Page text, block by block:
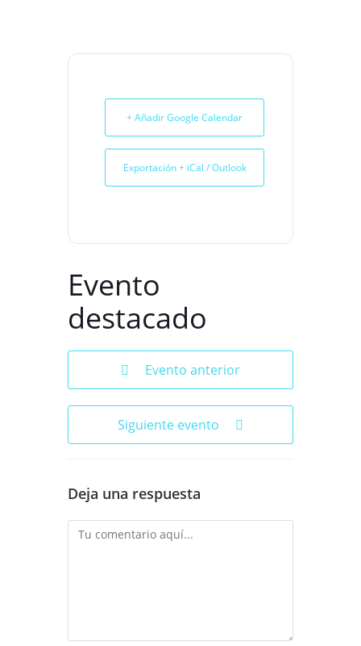
+ Añadir Google Calendar
Exportación + iCal / Outlook
Evento
destacado
Evento anterior
Siguiente evento
Deja una respuesta
Comentario